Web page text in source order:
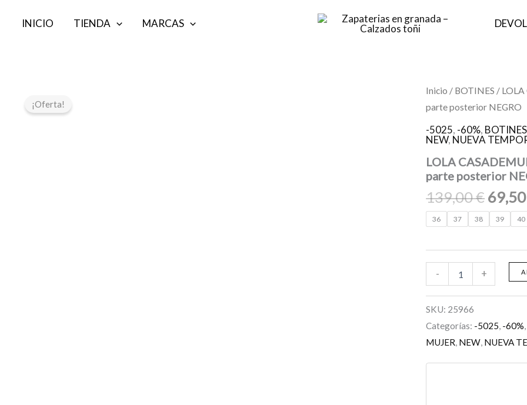
INICIO TIENDA MARCAS
¡Oferta!
Inicio / BOTINES / LOLA
parte posterior NEGRO
-5025, -60%, BOTINES
NEW, NUEVA
LOLA
parte posterior
139,00€
El
precio
era:
36 37 38 39 40
-
LOLA
LF2405026
suela
track
con
cadena
en
parte
posterior
NEGRO
cantidad
+
SKU: 25966
Categorías: -5025, -60%,
MUJER, NEW, NUEVA